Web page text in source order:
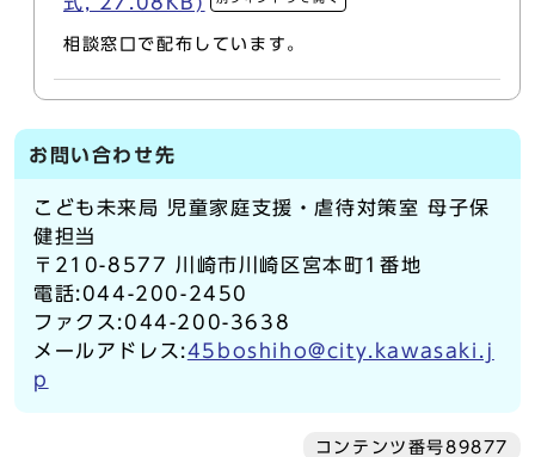
相談窓口で配布しています。
お問い合わせ先
こども未来局 児童家庭支援・虐待対策室 母子保
健担当
〒210-8577 川崎市川崎区宮本町1番地
電話:044-200-2450
ファクス:044-200-3638
メールアドレス:45boshiho@city.kawasaki.j
p
コンテンツ番号89877